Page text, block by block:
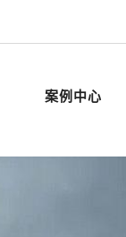
案例中心